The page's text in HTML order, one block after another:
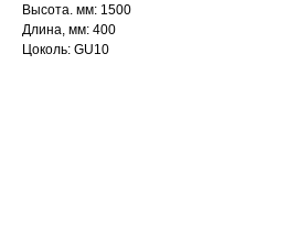
Высота. мм: 1500
Длина, мм: 400
Цоколь: GU10